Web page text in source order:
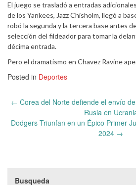
El juego se trasladó a entradas
de los Yankees, Jazz Chisholm, llegó a
robó la segunda y la tercera base antes
selección del fildeador para tomar la
décima entrada.
Pero el dramatismo en Chavez Ravine
Posted in Deportes
Post
← Corea del Norte defiende el envío
Rusia en
Dodgers Triunfan en un Épico Primer
2024 →
Busqueda